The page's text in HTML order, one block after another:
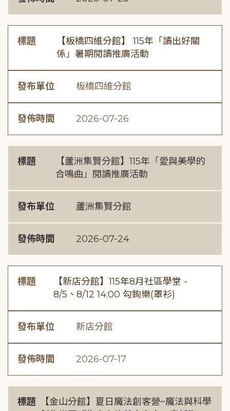
標題
【板橋四維分館】 115年「讀出好關
係」暑期閱讀推廣活動
發布單位 板橋四維分館
發佈時間 2026-07-26
標題
【蘆洲集賢分館】115年「愛與美學的
合鳴曲」閱讀推廣活動
發布單位 蘆洲集賢分館
發佈時間 2026-07-24
標題
【新店分館】115年8月社區學堂 -
8/5、8/12 14:00 勾鉤樂(罩衫)
發布單位 新店分館
發佈時間 2026-07-17
標題
【金山分館】夏日魔法創客營~魔法與科學